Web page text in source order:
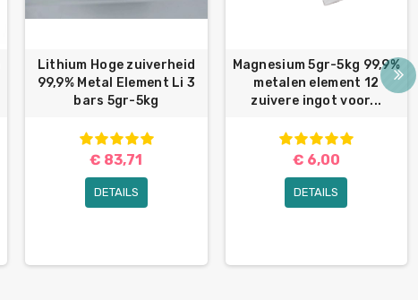
Lithium Hoge zuiverheid
99,9% Metal Element Li 3
bars 5gr-5kg
€ 83,71
DETAILS
Magnesium 5gr-5kg 99,9%
metalen element 12
zuivere ingot voor...
€ 6,00
DETAILS